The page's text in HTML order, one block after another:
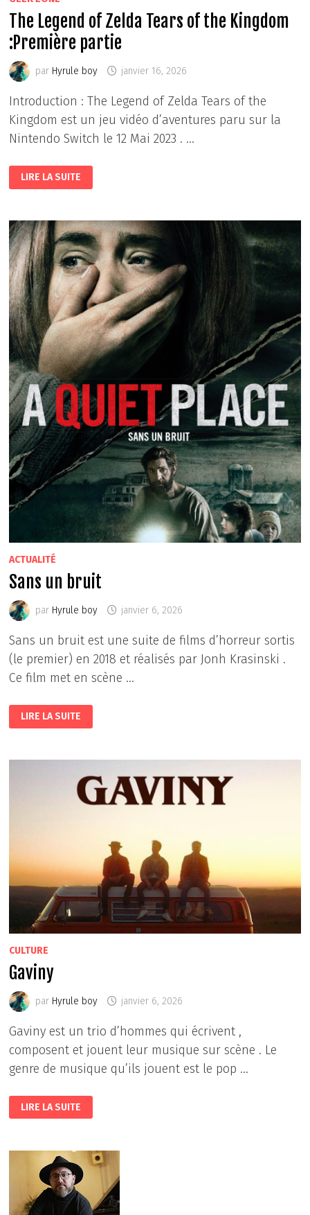
The Legend of Zelda Tears of the Kingdom
:Première partie
par Hyrule boy janvier 16, 2026
Introduction : The Legend of Zelda Tears of the
Kingdom est un jeu vidéo d’aventures paru sur la
Nintendo Switch le 12 Mai 2023 . …
THE
LEGEND
OF
OF
THE
KINGDOM
:PREMIÈRE
PARTIE
LIRE LA SUITE
ACTUALITÉ
Sans un bruit
par Hyrule boy janvier 6, 2026
Sans un bruit est une suite de films d’horreur sortis
(le premier) en 2018 et réalisés par Jonh Krasinski .
Ce film met en scène …
SANS
UN
BRUIT
LIRE LA SUITE
CULTURE
Gaviny
par Hyrule boy janvier 6, 2026
Gaviny est un trio d’hommes qui écrivent ,
composent et jouent leur musique sur scène . Le
genre de musique qu’ils jouent est le pop …
GAVINY
LIRE LA SUITE